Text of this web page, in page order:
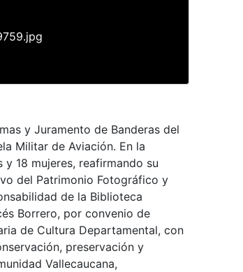
y Juramento de Banderas del
Militar de Aviación. En la
18 mujeres, reafirmando su
del Patrimonio Fotográfico y
de la Biblioteca
Borrero, por convenio de
de Cultura Departamental, con
preservación y
Vallecaucana,